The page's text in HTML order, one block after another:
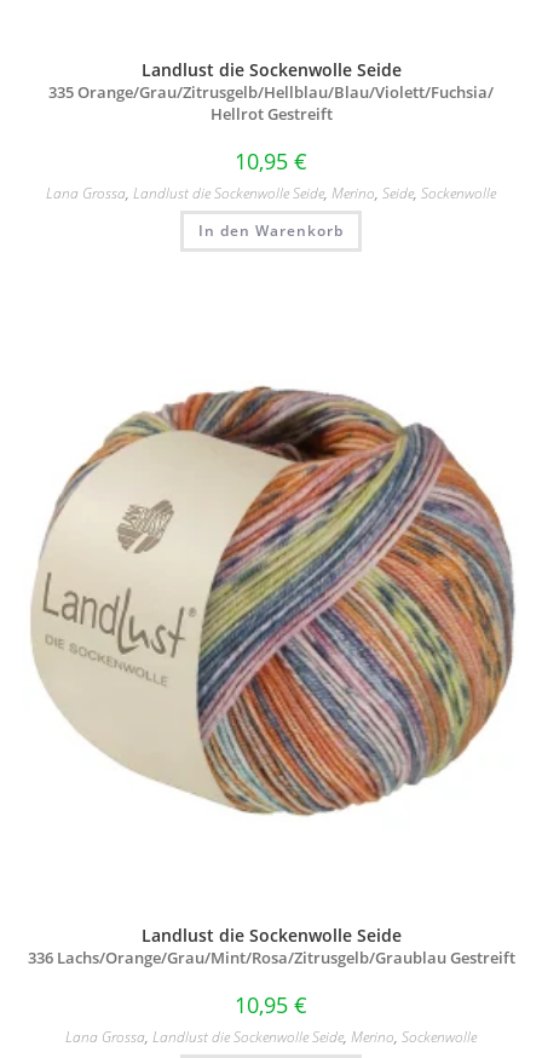
Landlust die Sockenwolle Seide
335 Orange/Grau/Zitrusgelb/Hellblau/Blau/Violett/Fuchsia/
Hellrot Gestreift
10,95 €
Lana Grossa, Landlust die Sockenwolle Seide, Merino, Seide, Sockenwolle
In den Warenkorb
Landlust die Sockenwolle Seide
336 Lachs/Orange/Grau/Mint/Rosa/Zitrusgelb/Graublau Gestreift
10,95 €
Lana Grossa, Landlust die Sockenwolle Seide, Merino, Sockenwolle